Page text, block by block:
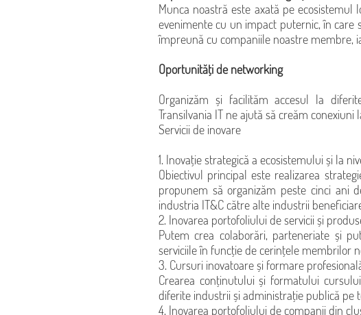
Munca noastră este axată pe
evenimente cu un impact puternic, în care
împreună cu companiile noastre membre,
Oportunități de networking
Organizăm și facilităm accesul la
Transilvania IT ne ajută să creăm
Servicii de inovare
1. Inovație strategică a ecosistemului și la
Obiectivul principal este realizarea
propunem să organizăm peste cinci ani
industria IT&C către alte industrii
2. Inovarea portofoliului de servicii și
Putem crea colaborări, parteneriate și
serviciile în funcție de cerințele membrilor
3. Cursuri inovatoare și formare
Crearea conținutului și formatului
diferite industrii și administrație publică pe
4. Inovarea portofoliului de companii din